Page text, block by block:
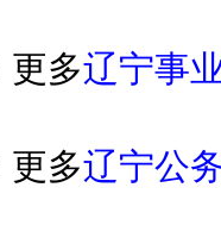
更多辽宁事
更多辽宁公